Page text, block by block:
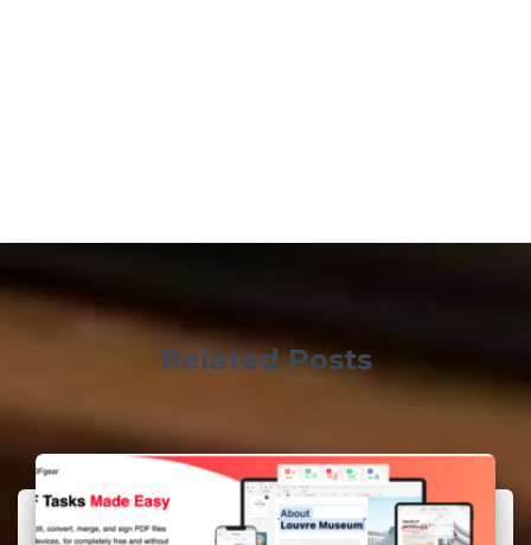
Related Posts